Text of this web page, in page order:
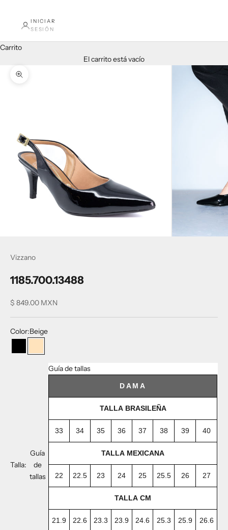
INICIAR
SESIÓN
Carrito
El carrito está vacío
Zoom
Vizzano
1185.700.13488
Precio de oferta
$ 849.00 MXN
Color:Beige
NegroBeige
Talla:
Guía
de
tallas
Guía de tallas
DAMA
TALLA BRASILEÑA
33 34 35 36 37 38 39 40
TALLA MEXICANA
22 22.5 23 24 25 25.5 26 27
TALLA CM
21.9 22.6 23.3 23.9 24.6 25.3 25.9 26.6